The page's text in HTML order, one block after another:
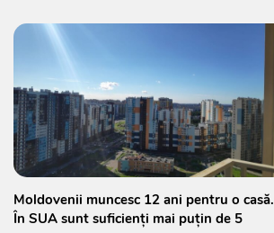
Moldovenii muncesc 12 ani pentru o casă.
În SUA sunt suficienți mai puțin de 5